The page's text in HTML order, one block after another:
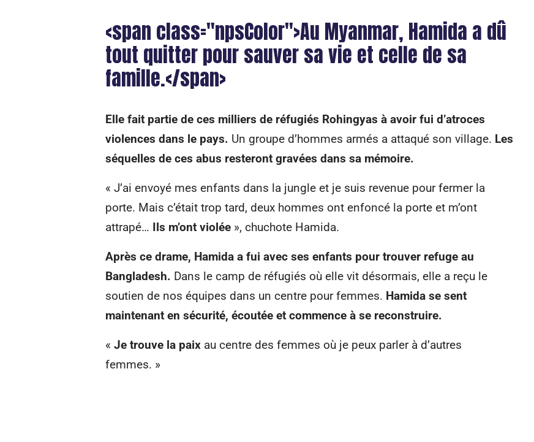
<span class="npsColor">Au Myanmar, Hamida a dû
tout quitter pour sauver sa vie et celle de sa
famille.</span>
Elle fait partie de ces milliers de réfugiés Rohingyas à avoir fui d’atroces
violences dans le pays. Un groupe d’hommes armés a attaqué son village. Les
séquelles de ces abus resteront gravées dans sa mémoire.
« J’ai envoyé mes enfants dans la jungle et je suis revenue pour fermer la
porte. Mais c’était trop tard, deux hommes ont enfoncé la porte et m’ont
attrapé… Ils m’ont violée », chuchote Hamida.
Après ce drame, Hamida a fui avec ses enfants pour trouver refuge au
Bangladesh. Dans le camp de réfugiés où elle vit désormais, elle a reçu le
soutien de nos équipes dans un centre pour femmes. Hamida se sent
maintenant en sécurité, écoutée et commence à se reconstruire.
« Je trouve la paixau centre des femmes où je peux parler à d’autres
femmes. »